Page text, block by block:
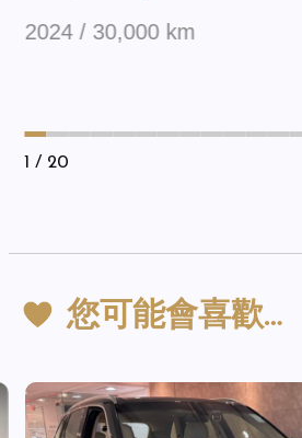
2024 / 30,000 km
1 / 20
您可能會喜歡…